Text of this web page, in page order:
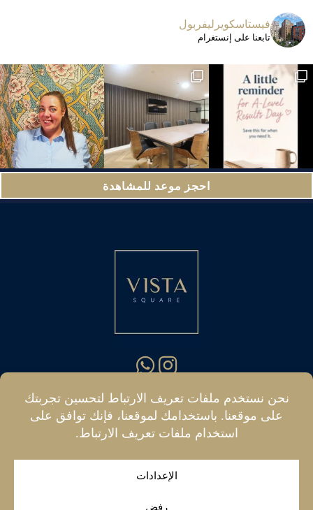
فيستاسكويرليفربول
تابعنا على إنستغرام
الاجتماعات لدينا
– إحدى الوجوه الودودة التي تقدم المساعدة
احجز موعد للمشاهدة
hello@vistasquare.co.uk | 07400 288187